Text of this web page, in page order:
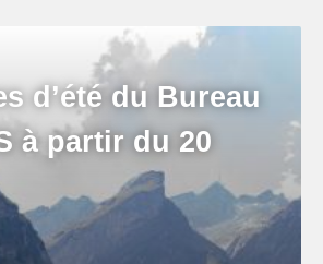
d’été du Bureau
à partir du 20